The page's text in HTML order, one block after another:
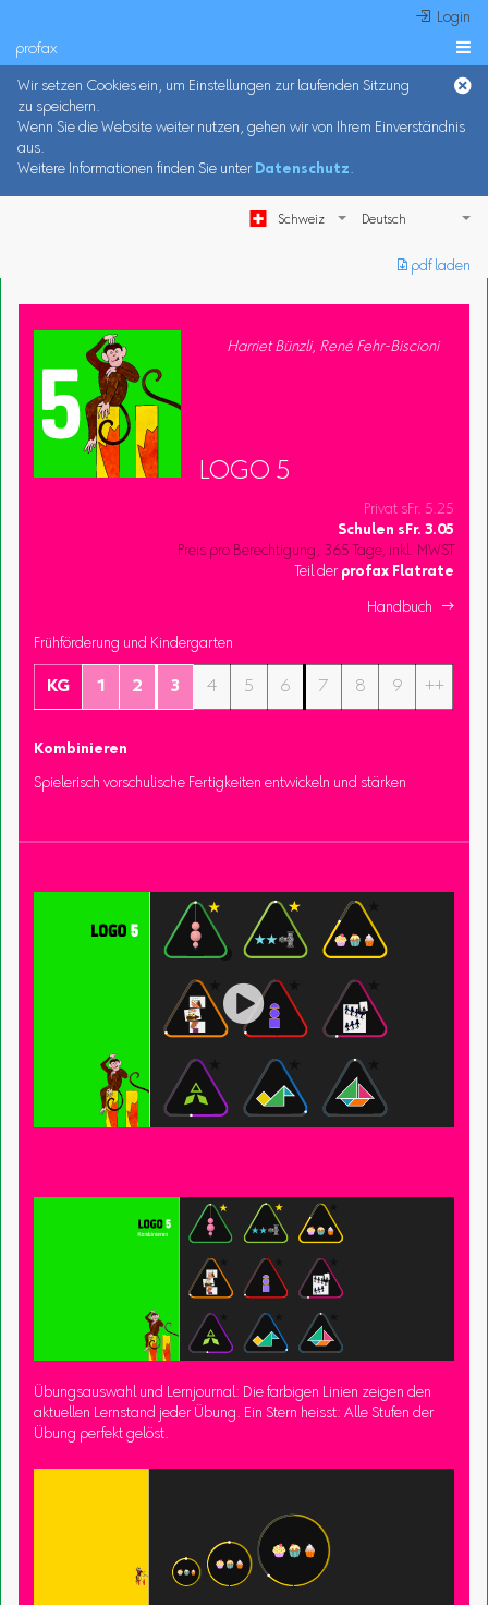
 Login
profax 
Wir setzen Cookies ein, um Einstellungen zur laufenden Sitzung
zu speichern.
Wenn Sie die Website weiter nutzen, gehen wir von Ihrem Einverständnis
aus.
Weitere Informationen finden Sie unter Datenschutz.
Schweiz
︎ pdf laden
Harriet Bünzli, René Fehr-Biscioni
LOGO 5
Privat sFr. 5.25
Schulen sFr. 3.05
Preis pro Berechtigung, 365 Tage, inkl. MWST
Teil der profax Flatrate
Handbuch 
Frühförderung und Kindergarten
KG 1 2 3 4 5 6 7 8 9 ++
Kombinieren
Spielerisch vorschulische Fertigkeiten entwickeln und stärken

Übungsauswahl und Lernjournal: Die farbigen Linien zeigen den
aktuellen Lernstand jeder Übung. Ein Stern heisst: Alle Stufen der
Übung perfekt gelöst.